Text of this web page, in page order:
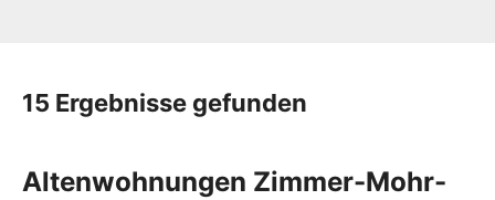
15 Ergebnisse gefunden
Altenwohnungen Zimmer-Mohr-